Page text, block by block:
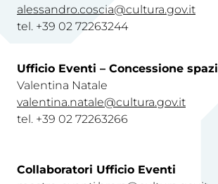
alessandro.coscia@cultura.gov.it
tel. +39 02 72263244
Ufficio Eventi – Concessione spazi
Valentina Natale
valentina.natale@cultura.gov.it
tel. +39 02 72263266
Collaboratori Ufficio Eventi